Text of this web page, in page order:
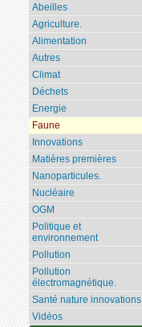
Abeilles
Agriculture.
Alimentation
Autres
Climat
Déchets
Energie
Faune
Innovations
Matières premières
Nanoparticules.
Nucléaire
OGM
Politique et
environnement
Pollution
Pollution
électromagnétique.
Santé nature innovations
Vidéos